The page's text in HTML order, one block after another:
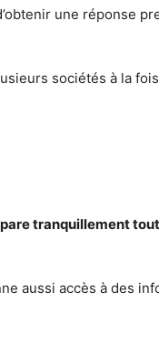
une réponse
sociétés à la
tranquillement
aussi accès à des